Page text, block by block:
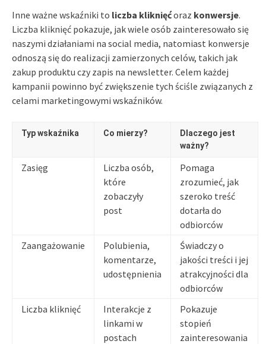
Inne ważne wskaźniki to liczba kliknięćoraz konwersje.
Liczba kliknięć pokazuje, jak wiele osób zainteresowało się
naszymi działaniami na social media, natomiast konwersje
odnoszą się do realizacji zamierzonych celów, takich jak
zakup produktu czy zapis na newsletter. Celem każdej
kampanii powinno być zwiększenie tych ściśle związanych z
celami marketingowymi wskaźników.
Typ wskaźnika Co mierzy?
Dlaczego jest
ważny?
Zasięg
Liczba osób,
które
zobaczyły
post
Pomaga
zrozumieć, jak
szeroko treść
dotarła do
odbiorców
Zaangażowanie
Polubienia,
komentarze,
udostępnienia
Świadczy o
jakości treści i jej
atrakcyjności dla
odbiorców
Liczba kliknięć
Interakcje z
linkami w
postach
Pokazuje
stopień
zainteresowania